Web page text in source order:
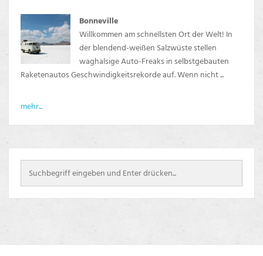
Bonneville
Willkommen am schnellsten Ort der Welt! In
der blendend-weißen Salzwüste stellen
waghalsige Auto-Freaks in selbstgebauten
Raketenautos Geschwindigkeitsrekorde auf. Wenn nicht ...
mehr...